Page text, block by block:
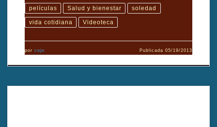
películas Salud y bienestar soledad
vida cotidiana Videoteca
por cojo Publicada05/19/2013